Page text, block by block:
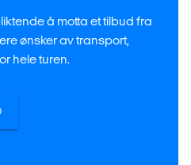
å motta et tilbud fra
ønsker av transport,
hele turen.